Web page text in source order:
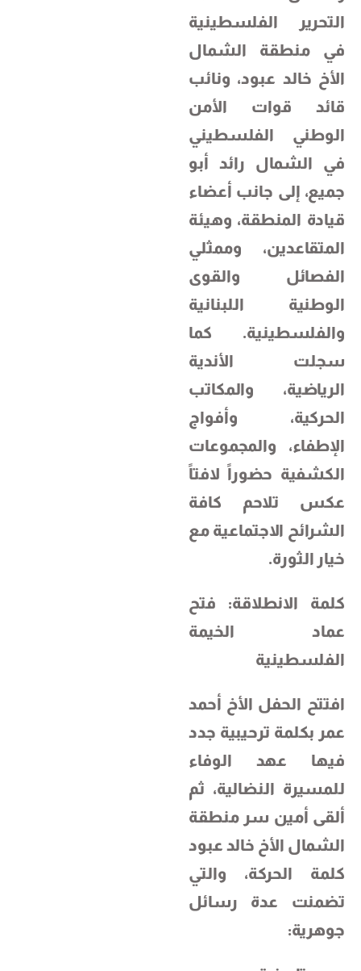
التحرير الفلسطينية
في منطقة الشمال
الأخ خالد عبود، ونائب
قائد قوات الأمن
الوطني الفلسطيني
في الشمال رائد أبو
جميع، إلى جانب أعضاء
قيادة المنطقة، وهيئة
المتقاعدين، وممثلي
الفصائل والقوى
الوطنية اللبنانية
والفلسطينية. كما
سجلت الأندية
الرياضية، والمكاتب
الحركية، وأفواج
الإطفاء، والمجموعات
الكشفية حضوراً لافتاً
عكس تلاحم كافة
الشرائح الاجتماعية مع
خيار الثورة.
كلمة الانطلاقة: فتح
عماد الخيمة
الفلسطينية
افتتح الحفل الأخ أحمد
عمر بكلمة ترحيبية جدد
فيها عهد الوفاء
للمسيرة النضالية، ثم
ألقى أمين سر منطقة
الشمال الأخ خالد عبود
كلمة الحركة، والتي
تضمنت عدة رسائل
جوهرية: